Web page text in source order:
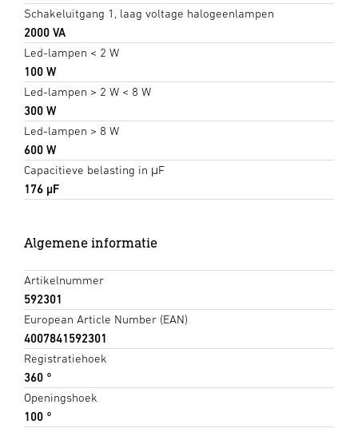
Schakeluitgang 1, laag voltage halogeenlampen
2000 VA
Led-lampen < 2 W
100 W
Led-lampen > 2 W < 8 W
300 W
Led-lampen > 8 W
600 W
Capacitieve belasting in μF
176 µF
Algemene informatie
Artikelnummer
592301
European Article Number (EAN)
4007841592301
Registratiehoek
360 °
Openingshoek
100 °